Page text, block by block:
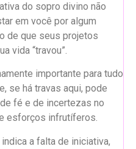
do sopro divino não
em você por algum
de que seus projetos
vida “travou”.
importante para tudo
se há travas aqui, pode
fé e de incertezas no
esforços infrutíferos.
a falta de iniciativa,